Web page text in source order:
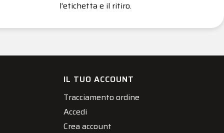
l’etichetta e il ritiro.
IL TUO ACCOUNT
Tracciamento ordine
Accedi
Crea account